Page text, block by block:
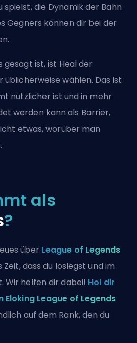
spielst, die Dynamik der Bahn
Gegners können dir bei der
gesagt ist, ist Heal der
üblicherweise wählen. Das ist
nützlicher ist und in mehr
werden kann als Barrier,
etwas, worüber man
als
?
über League of Legends
dass du loslegst und im
Wir helfen dir dabei! Hol dir
League of Legends
auf dem Rank, den du